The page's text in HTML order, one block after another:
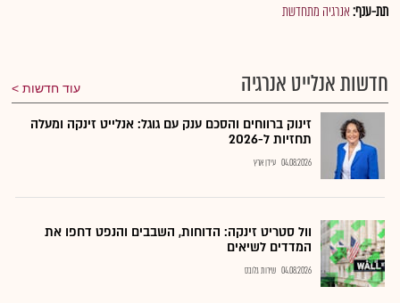
תת-ענף:אנרגיה מתחדשת
חדשות אנלייט אנרגיה עוד חדשות
זינוק ברווחים והסכם ענק עם גוגל: אנלייט זינקה ומעלה
תחזיות ל-2026
04.08.2026 עידן ארץ
וול סטריט זינקה: הדוחות, השבבים והנפט דחפו את
המדדים לשיאים
04.08.2026 שירות גלובס